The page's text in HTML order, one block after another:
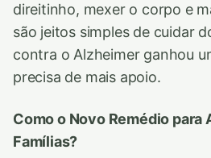
direitinho, mexer o corpo e
são jeitos simples de cuidar
contra o Alzheimer ganhou
precisa de mais apoio.
Como o Novo Remédio para
Famílias?